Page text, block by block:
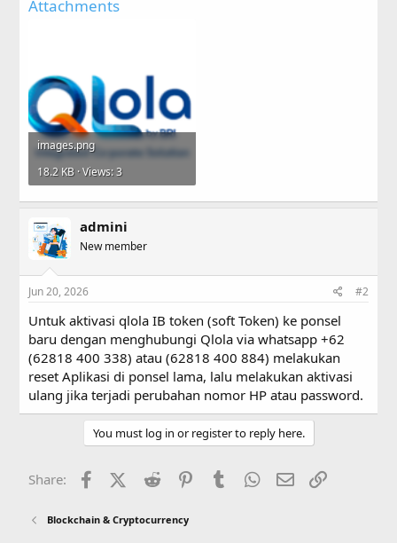
Attachments
images.png
18.2 KB · Views: 3
admini
New member
Jun 20, 2026 #2
Untuk aktivasi qlola IB token (soft Token) ke ponsel
baru dengan menghubungi Qlola via whatsapp +62
(62818 400 338) atau (62818 400 884) melakukan
reset Aplikasi di ponsel lama, lalu melakukan aktivasi
ulang jika terjadi perubahan nomor HP atau password.
You must log in or register to reply here.
Share: FacebookX (Twitter)
Reddit PinterestTumblr WhatsApp
Email
Blockchain & Cryptocurrency